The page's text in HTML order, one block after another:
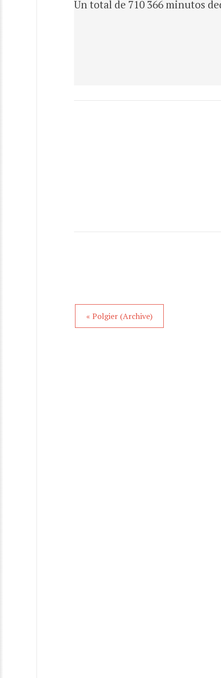
Un total de 710 366 minutos
« Polgier (Archive)